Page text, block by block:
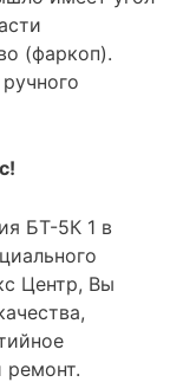
(фаркоп).
БТ-5К 1 в
Центр, Вы
ремонт.